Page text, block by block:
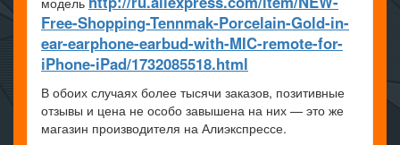
Free-Shopping-Tennmak-Porcelain-Gold-in-
ear-earphone-earbud-with-MIC-remote-for-
iPhone-iPad/1732085518.html
В обоих случаях более тысячи заказов, позитивные
отзывы и цена не особо завышена на них — это же
магазин производителя на Алиэкспрессе.